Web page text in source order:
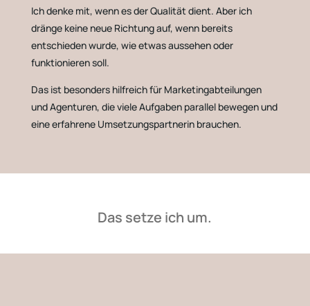
Ich denke mit, wenn es der Qualität dient. Aber ich
dränge keine neue Richtung auf, wenn bereits
entschieden wurde, wie etwas aussehen oder
funktionieren soll.
Das ist besonders hilfreich für Marketingabteilungen
und Agenturen, die viele Aufgaben parallel bewegen und
eine erfahrene Umsetzungspartnerin brauchen.
Das setze ich um.